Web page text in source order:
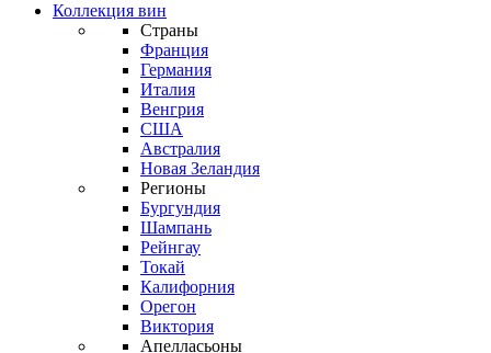
Коллекция вин
Страны
Франция
Германия
Италия
Венгрия
США
Австралия
Новая Зеландия
Регионы
Бургундия
Шампань
Рейнгау
Токай
Калифорния
Орегон
Виктория
Апелласьоны